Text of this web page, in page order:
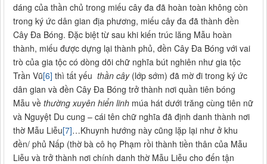
dáng của thần chủ trong miếu cây đa đã hoàn toàn không còn
trong ký ức dân gian địa phương, miếu cây đa đã thành đền
Cây Đa Bóng. Đặc biệt từ sau khi kiến trúc lăng Mẫu hoàn
thành, miếu được dựng lại thành phủ, đền Cây Đa Bóng với vai
trò của gia tộc có dòng dõi chữ nghĩa bút nghiên như gia tộc
Trần Vũ[6] thì tất yếu thần cây (lớp sớm) đã mờ đi trong ký ức
dân gian và đền Cây Đa Bóng trở thành nơi quần tiên bóng
Mẫu về thường xuyên hiển linh múa hát dưới trăng cùng tiên nữ
và Nguyệt Du cung – cái tên chữ nghĩa đã định danh thành nơi
thờ Mẫu Liễu[7]…Khuynh hướng này cũng lặp lại như ở khu
đền/ phủ Nấp (thờ bà cô họ Phạm rồi thành tiền thân của Mẫu
Liễu và trở thành nơi chính danh thờ Mẫu Liễu cho đến tận